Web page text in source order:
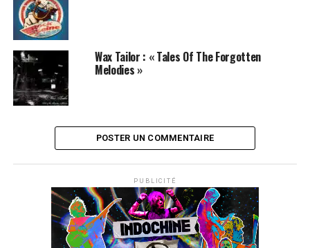
Wax Tailor : « Tales Of The Forgotten
Melodies »
POSTER UN COMMENTAIRE
PUBLICITÉ